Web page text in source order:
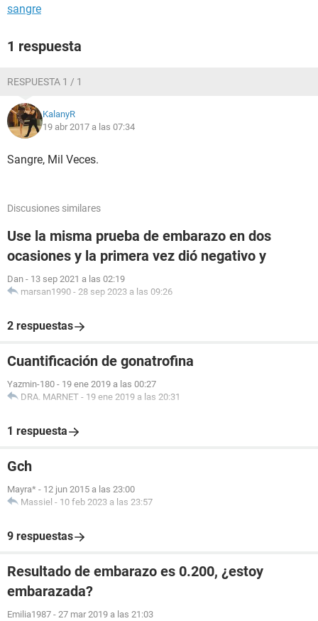
sangre
1 respuesta
RESPUESTA 1 / 1
KalanyR
19 abr 2017 a las 07:34
Sangre, Mil Veces.
Discusiones similares
Use la misma prueba de embarazo en dos
ocasiones y la primera vez dió negativo y
Dan - 13 sep 2021 a las 02:19
marsan1990 - 28 sep 2023 a las 09:26
2 respuestas
Cuantificación de gonatrofina
Yazmin-180 - 19 ene 2019 a las 00:27
DRA. MARNET - 19 ene 2019 a las 20:31
1 respuesta
Gch
Mayra* - 12 jun 2015 a las 23:00
Massiel - 10 feb 2023 a las 23:57
9 respuestas
Resultado de embarazo es 0.200, ¿estoy
embarazada?
Emilia1987 - 27 mar 2019 a las 21:03